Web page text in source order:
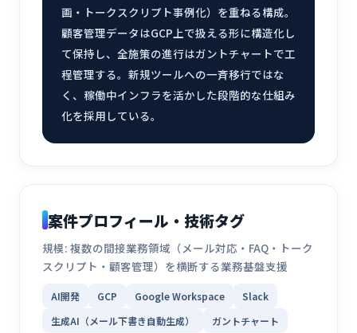
画・トークスクリプト事例化）を重ねる構成。
顧客管理データはGCP上で扱える形に構造化し
て保持し、全施策の進行はガントチャートで工
程管理する。新規ツールへの一斉移行ではな
く、稼働中インフラを活かした段階的な仕組み
化を採用している。
案件プロフィール・技術タグ
規模: 複数の間接業務領域（メール対応・FAQ・トーク
スクリプト・顧客管理）を横断する業務基盤支援
AI開発 GCP Google Workspace
Slack
生成AI（メール下書き自動生成）
ガントチャート